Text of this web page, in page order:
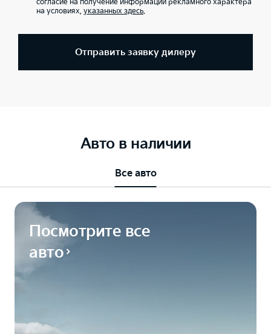
согласие на получение информации рекламного характера
на условиях, указанных здесь.
Отправить заявку дилеру
Авто в наличии
Все авто
Посмотрите все
авто